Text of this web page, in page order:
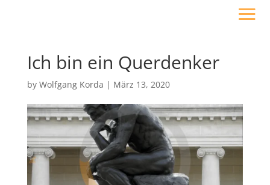
Ich bin ein Querdenker
by Wolfgang Korda | März 13, 2020